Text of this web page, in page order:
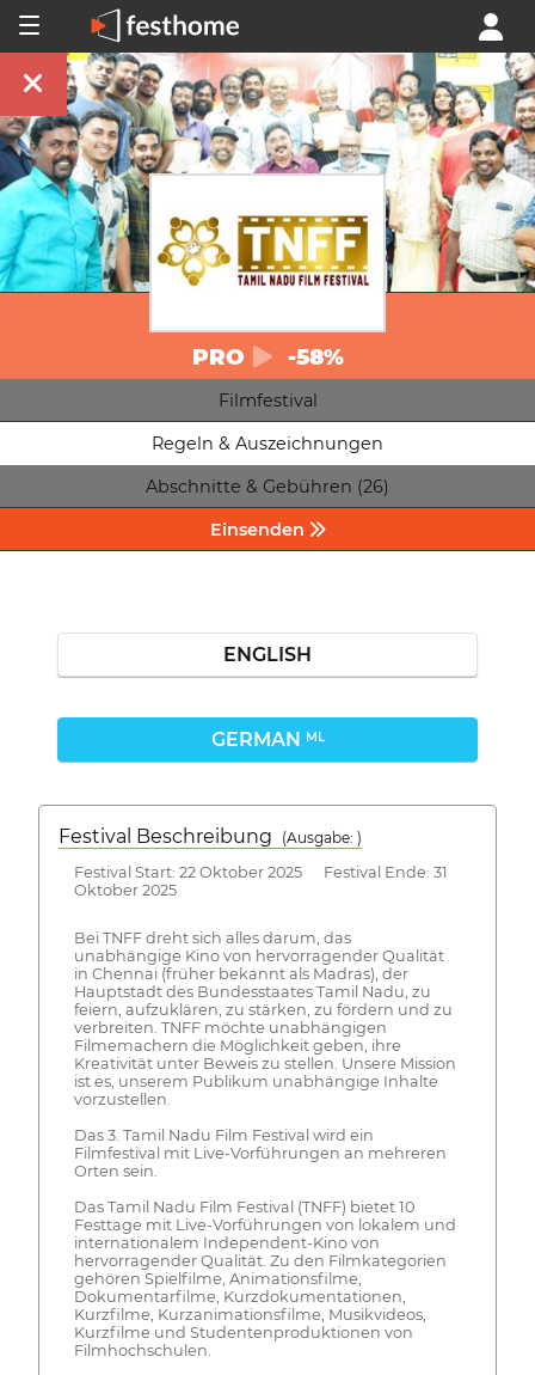
PRO -58%
Filmfestival
Regeln & Auszeichnungen
Abschnitte & Gebühren (26)
Einsenden
ENGLISH
GERMAN ML
Festival Beschreibung
(Ausgabe: )
Festival Start: 22 Oktober 2025 Festival Ende: 31
Oktober 2025
Bei TNFF dreht sich alles darum, das
unabhängige Kino von hervorragender Qualität
in Chennai (früher bekannt als Madras), der
Hauptstadt des Bundesstaates Tamil Nadu, zu
feiern, aufzuklären, zu stärken, zu fördern und zu
verbreiten. TNFF möchte unabhängigen
Filmemachern die Möglichkeit geben, ihre
Kreativität unter Beweis zu stellen. Unsere Mission
ist es, unserem Publikum unabhängige Inhalte
vorzustellen.
Das 3. Tamil Nadu Film Festival wird ein
Filmfestival mit Live-Vorführungen an mehreren
Orten sein.
Das Tamil Nadu Film Festival (TNFF) bietet 10
Festtage mit Live-Vorführungen von lokalem und
internationalem Independent-Kino von
hervorragender Qualität. Zu den Filmkategorien
gehören Spielfilme, Animationsfilme,
Dokumentarfilme, Kurzdokumentationen,
Kurzfilme, Kurzanimationsfilme, Musikvideos,
Kurzfilme und Studentenproduktionen von
Filmhochschulen.